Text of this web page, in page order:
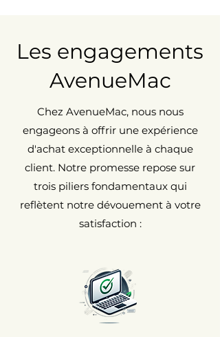
Les engagements
AvenueMac
Chez AvenueMac, nous nous
engageons à offrir une expérience
d'achat exceptionnelle à chaque
client. Notre promesse repose sur
trois piliers fondamentaux qui
reflètent notre dévouement à votre
satisfaction :